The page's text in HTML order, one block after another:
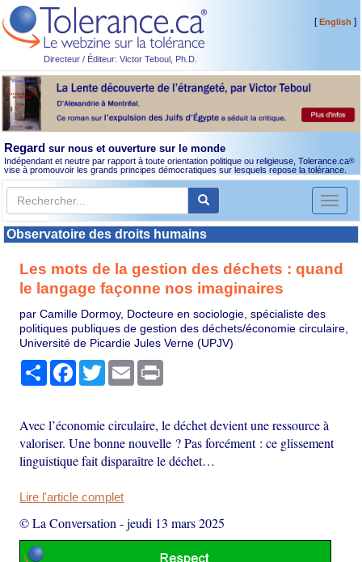
Directeur / Éditeur: Victor Teboul, Ph.D.
[English ]
Regard sur nous et ouverture sur le monde
Indépendant et neutre par rapport à toute orientation politique ou religieuse, Tolerance.ca®
vise à promouvoir les grands principes démocratiques sur lesquels repose la tolérance.
Toggle
Observatoire des droits humains
Les mots de la gestion des déchets : quand
le langage façonne nos imaginaires
par Camille Dormoy, Docteure en sociologie, spécialiste des
politiques publiques de gestion des déchets/économie circulaire,
Université de Picardie Jules Verne (UPJV)
PartagerFacebook
TwitterEmail
Avec l’économie circulaire, le déchet devient une ressource à
valoriser. Une bonne nouvelle ? Pas forcément : ce glissement
linguistique fait disparaître le déchet…
Lire l'article complet
© La Conversation -jeudi 13 mars 2025